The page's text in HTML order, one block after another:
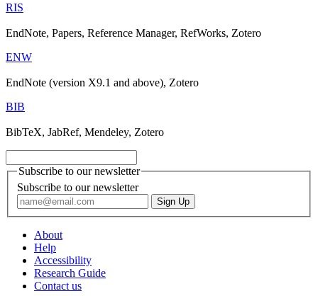
RIS
EndNote, Papers, Reference Manager, RefWorks, Zotero
ENW
EndNote (version X9.1 and above), Zotero
BIB
BibTeX, JabRef, Mendeley, Zotero
Subscribe to our newsletter
Subscribe to our newsletter
About
Help
Accessibility
Research Guide
Contact us